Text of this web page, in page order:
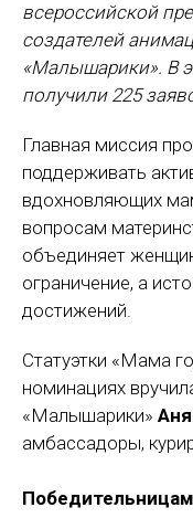
всероссийской
создателей
«Малышарики». В
получили 225
Главная миссия
поддерживать
вдохновляющих
вопросам
объединяет
ограничение, а
достижений.
Статуэтки «Мама
номинациях
«Малышарики»
амбассадоры,